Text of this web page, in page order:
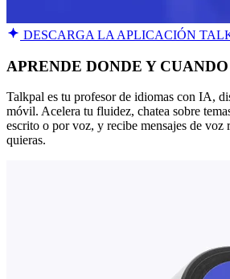
DESCARGA LA APLICACIÓN
APRENDE DONDE Y
Talkpal es tu profesor de idiomas con IA,
móvil. Acelera tu fluidez, chatea sobre
escrito o por voz, y recibe mensajes de voz
quieras.